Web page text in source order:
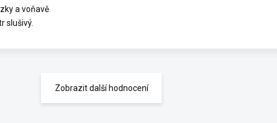
a voňavě
slušivý.
Zobrazit další hodnocení